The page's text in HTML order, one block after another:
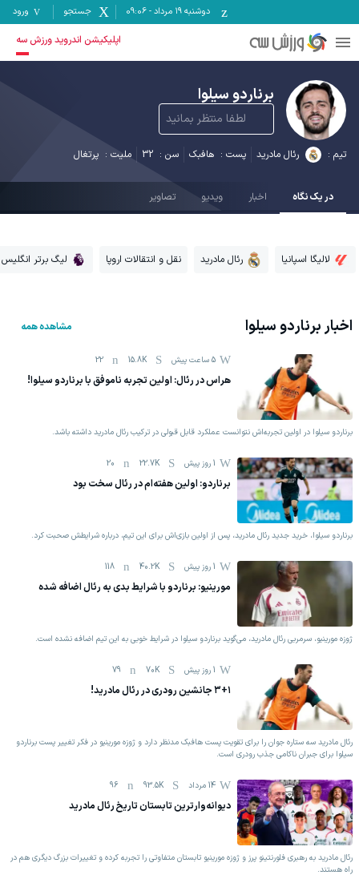
دوشنبه ۱۹ مرداد -
09:06 جستجو ورود
اپلیکیشن اندروید ورزش سه
برناردو سیلوا
لطفا منتظر بمانید
تیم : رئال مادرید پست : هافبک سن : 32 ملیت : پرتغال
در یک نگاه اخبار ویدیو تصاویر
لالیگا اسپانیا رئال مادرید نقل و انتقالات اروپا لیگ برتر انگلیس
اخباربرناردو سیلوا مشاهده همه
5 ساعت پیش 15.8K
22
هراس در رئال: اولین تجربه ناموفق با برناردو سیلوا!
برناردو سیلوا در اولین تجربه‌اش نتوانست عملکرد قابل قبولی در ترکیب رئال مادرید داشته باشد.
1 روز پیش 22.7K
20
برناردو: اولین هفته‌ام در رئال سخت بود
برناردو سیلوا، خرید جدید رئال مادرید، پس از اولین بازی‌اش برای این تیم، درباره شرایطش صحبت کرد.
1 روز پیش 40.2K
118
مورینیو: برناردو با شرایط بدی به رئال اضافه شده
ژوزه مورینیو، سرمربی رئال مادرید، می‌گوید برناردو سیلوا در شرایط خوبی به این تیم اضافه نشده است.
1 روز پیش 70K
79
۳+۱ جانشین رودری در رئال مادرید!
رئال مادرید سه ستاره جوان را برای تقویت پست هافبک مدنظر دارد و ژوزه مورینیو در فکر تغییر پست برناردو
سیلوا برای جبران ناکامی جذب رودری است.
14 مرداد 93.5K
96
دیوانه‌وارترین تابستان تاریخ رئال مادرید
رئال مادرید به رهبری فلورنتینو پرز و ژوزه مورینیو تابستان متفاوتی را تجربه کرده و تغییرات بزرگ دیگری هم در
راه هستند.